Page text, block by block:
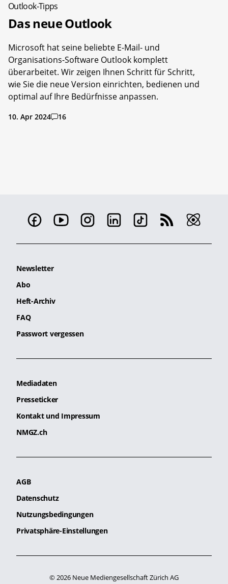
Outlook-Tipps
Das neue Outlook
Microsoft hat seine beliebte E-Mail- und
Organisations-Software Outlook komplett
überarbeitet. Wir zeigen Ihnen Schritt für Schritt,
wie Sie die neue Version einrichten, bedienen und
optimal auf Ihre Bedürfnisse anpassen.
10. Apr 2024 16
Newsletter
Abo
Heft-Archiv
FAQ
Passwort vergessen
Mediadaten
Presseticker
Kontakt und Impressum
NMGZ.ch
AGB
Datenschutz
Nutzungsbedingungen
Privatsphäre-Einstellungen
© 2026 Neue Mediengesellschaft Zürich AG